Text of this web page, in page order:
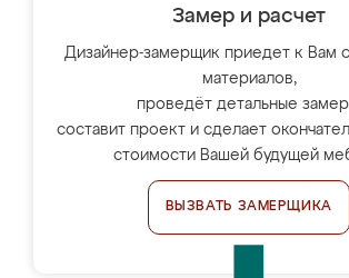
Замер и расчет
Дизайнер-замерщик приедет к Вам
материалов,
проведёт детальные
составит проект и сделает
стоимости Вашей будущей
ВЫЗВАТЬ ЗАМЕРЩИКА